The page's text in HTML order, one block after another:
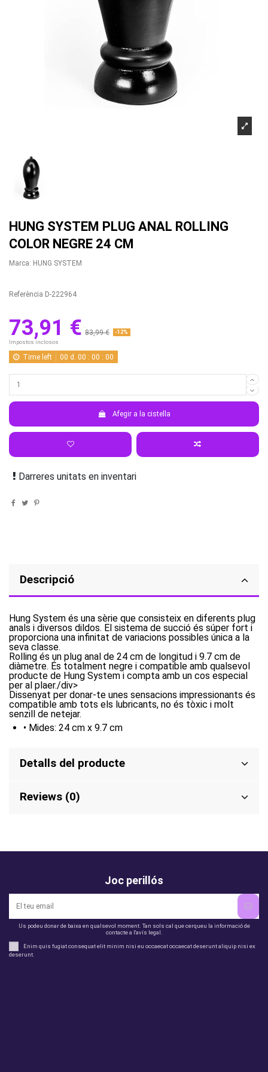
HUNG SYSTEM PLUG ANAL ROLLING
COLOR NEGRE 24 CM
Marca: HUNG SYSTEM
Referència D-222964
73,91 € 83,99 € -12%
Impostos inclosos
Time left 00 d. 00 :00 :00
Afegir a la cistella
Darreres unitats en inventari
Descripció
Hung System és una sèrie que consisteix en diferents plug
anals i diversos dildos. El sistema de succió és súper fort i
proporciona una infinitat de variacions possibles única a la
seva classe.
Rolling és un plug anal de 24 cm de longitud i 9.7 cm de
diàmetre. És totalment negre i compatible amb qualsevol
producte de Hung System i compta amb un cos especial
per al plaer./div>
Dissenyat per donar-te unes sensacions impressionants és
compatible amb tots els lubricants, no és tòxic i molt
senzill de netejar.
• Mides: 24 cm x 9.7 cm
Detalls del producte
Reviews (0)
Joc perillós
Us podeu donar de baixa en qualsevol moment. Tan sols cal que cerqueu la informació de
contacte a l'avís legal.
Enim quis fugiat consequat elit minim nisi eu occaecat occaecat deserunt aliquip nisi ex
deserunt.